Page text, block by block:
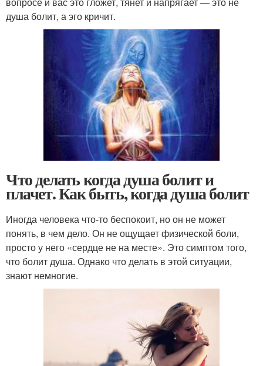
душа болит, а эго кричит.
Что делать когда душа болит и
плачет. Как быть, когда душа болит
Иногда человека что-то беспокоит, но он не может
понять, в чем дело. Он не ощущает физической боли,
просто у него «сердце не на месте». Это симптом того,
что болит душа. Однако что делать в этой ситуации,
знают немногие.